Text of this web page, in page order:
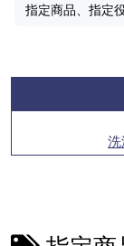
指定商品、指定